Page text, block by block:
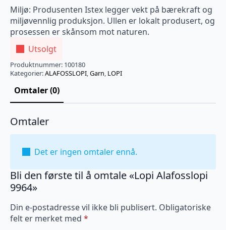
Miljø: Produsenten Istex legger vekt på bærekraft og
miljøvennlig produksjon. Ullen er lokalt produsert, og
prosessen er skånsom mot naturen.
Utsolgt
Produktnummer: 100180
Kategorier:ALAFOSSLOPI,Garn, LOPI
Omtaler (0)
Omtaler
Det er ingen omtaler ennå.
Bli den første til å omtale «Lopi Alafosslopi
9964»
Din e-postadresse vil ikke bli publisert. Obligatoriske
felt er merket med *